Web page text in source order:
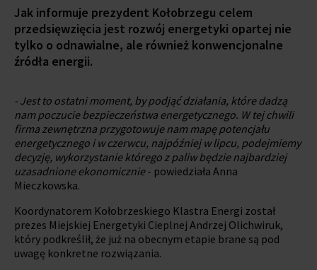
Jak informuje prezydent Kołobrzegu celem
przedsięwzięcia jest rozwój energetyki opartej nie
tylko o odnawialne, ale również konwencjonalne
źródła energii.
- Jest to ostatni moment, by podjąć działania, które dadzą
nam poczucie bezpieczeństwa energetycznego. W tej chwili
firma zewnętrzna przygotowuje nam mapę potencjału
energetycznego i w czerwcu, najpóźniej w lipcu, podejmiemy
decyzję, wykorzystanie którego z paliw będzie najbardziej
uzasadnione ekonomicznie- powiedziała Anna
Mieczkowska.
Koordynatorem Kołobrzeskiego Klastra Energi został
prezes Miejskiej Energetyki Cieplnej Andrzej Olichwiruk,
który podkreślił, że już na obecnym etapie brane są pod
uwagę konkretne rozwiązania.